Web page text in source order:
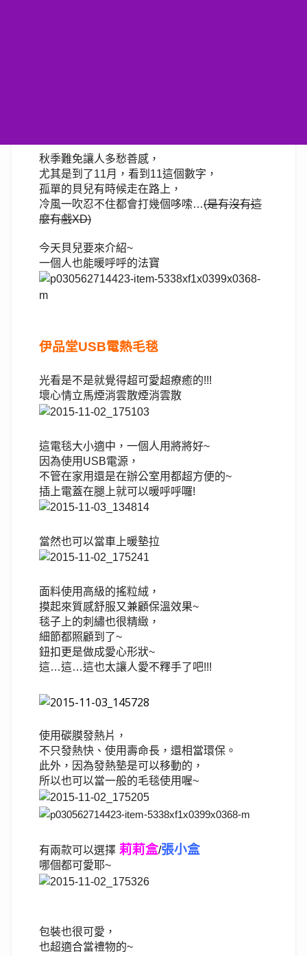
秋季難免讓人多愁善感，
尤其是到了11月， 看到11這個數字，
孤單的貝兒有時候走在路上，
冷風一吹忍不住都會打幾個哆嗦…(是有沒有這
麼有戲XD)
今天貝兒要來介紹~
一個人也能暖呼呼的法寶
伊品堂USB電熱毛毯
光看是不是就覺得超可愛超療癒的!!!
壞心情立馬煙消雲散煙消雲散
這電毯大小適中，一個人用將將好~
因為使用USB電源，
不管在家用還是在辦公室用都超方便的~
插上電蓋在腿上就可以暖呼呼囉!
當然也可以當車上暖墊拉
面料使用高級的搖粒絨，
摸起來質感舒服又兼顧保溫效果~
毯子上的刺繡也很精緻，
細節都照顧到了~
鈕扣更是做成愛心形狀~
這…這…這也太讓人愛不釋手了吧!!!
使用碳膜發熱片，
不只發熱快、使用壽命長，還相當環保。
此外，因為發熱墊是可以移動的，
所以也可以當一般的毛毯使用喔~
有兩款可以選擇 莉莉盒/張小盒
哪個都可愛耶~
包裝也很可愛，
也超適合當禮物的~